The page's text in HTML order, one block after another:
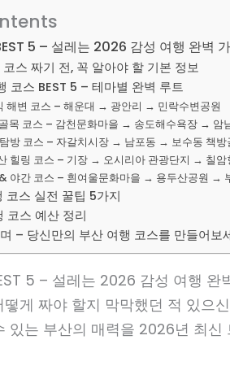
5 – 설레는 2026 감성 여행 완벽
스 짜기 전, 꼭 알아야 할 기본 정보
스 BEST 5 – 테마별 완벽 루트
해변 코스 – 해운대 → 광안리 → 민락수변공원
목 코스 – 감천문화마을 → 송도해수욕장 → 암
방 코스 – 자갈치시장 → 남포동 → 보수동 책방
힐링 코스 – 기장 → 오시리아 관광단지 → 칠암
야간 코스 – 흰여울문화마을 → 용두산공원 →
코스 실전 꿀팁 5가지
코스 예산 정리
– 당신만의 부산 여행 코스를 만들어보
5 – 설레는 2026 감성 여행 완
게 짜야 할지 막막했던 적 있으
있는 부산의 매력을 2026년 최신